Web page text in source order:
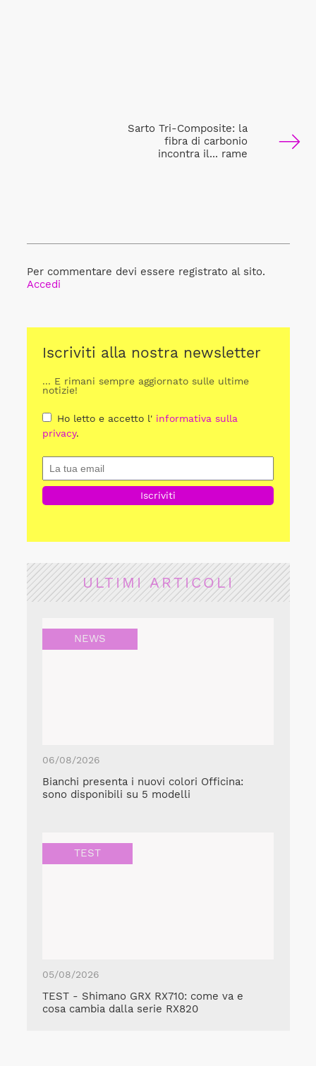
Sarto Tri-Composite: la
fibra di carbonio
incontra il... rame
Per commentare devi essere registrato al sito.
Accedi
Iscriviti alla nostra newsletter
... E rimani sempre aggiornato sulle ultime
notizie!
Ho letto e accetto l' informativa sulla
privacy.
ULTIMI ARTICOLI
NEWS
06/08/2026
Bianchi presenta i nuovi colori Officina:
sono disponibili su 5 modelli
TEST
05/08/2026
TEST - Shimano GRX RX710: come va e
cosa cambia dalla serie RX820